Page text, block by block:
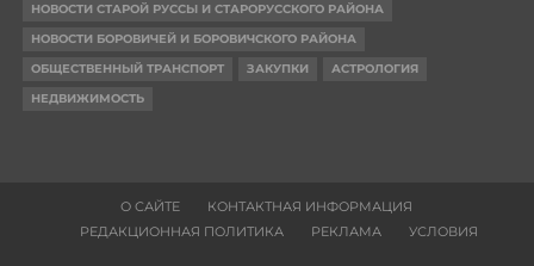
НОВОСТИ СТАРОЙ РУССЫ И СТАРОРУССКОГО РАЙОНА
НОВОСТИ БОРОВИЧЕЙ И БОРОВИЧСКОГО РАЙОНА
ОБЩЕСТВЕННЫЙ ТРАНСПОРТ
ЗАКУПКИ
АСТРОЛОГИЯ
НЕДВИЖИМОСТЬ
О САЙТЕ
КОНТАКТНАЯ ИНФОРМАЦИЯ
РЕДАКЦИОННАЯ ПОЛИТИКА
РЕКЛАМА УСЛОВИЯ